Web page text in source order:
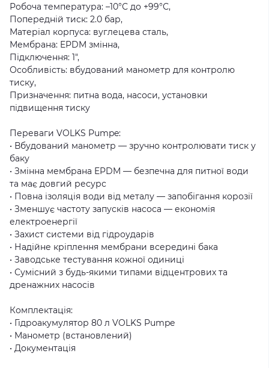
Робоча температура: –10°С до +99°С,
Попередній тиск: 2.0 бар,
Матеріал корпуса: вуглецева сталь,
Мембрана: EPDM змінна,
Підключення: 1″,
Особливість: вбудований манометр для контролю
тиску,
Призначення: питна вода, насоси, установки
підвищення тиску
Переваги VOLKS Pumpe:
• Вбудований манометр — зручно контролювати тиск у
баку
• Змінна мембрана EPDM — безпечна для питної води
та має довгий ресурс
• Повна ізоляція води від металу — запобігання корозії
• Зменшує частоту запусків насоса — економія
електроенергії
• Захист системи від гідроударів
• Надійне кріплення мембрани всередині бака
• Заводське тестування кожної одиниці
• Сумісний з будь-якими типами відцентрових та
дренажних насосів
Комплектація:
• Гідроакумулятор 80 л VOLKS Pumpe
• Манометр (встановлений)
• Документація